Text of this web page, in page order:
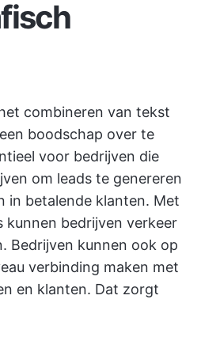
combineren van tekst
boodschap over te
voor bedrijven die
om leads te genereren
in betalende klanten. Met
kunnen bedrijven verkeer
Bedrijven kunnen ook op
verbinding maken met
en klanten. Dat zorgt